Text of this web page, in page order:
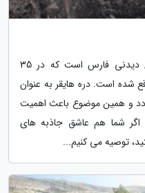
تنگه هایقر یکی از مهم ترین جاهای دیدنی فارس است که در 35
شده است. دره هایقر به عنوان
و همین موضوع باعث اهمیت
شما هم عاشق جاذبه های
توصیه می کنیم...